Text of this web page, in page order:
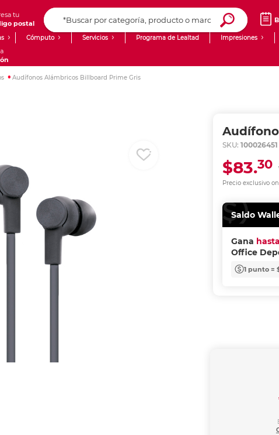
tu
postal
Cómputo Servicios Programa de Lealtad Impresiones
Audífonos Alámbricos Billboard Prime Gris
SKU: 100026451
Precio exclusivo
$83.30
Saldo
Gana
Office
1 punto =